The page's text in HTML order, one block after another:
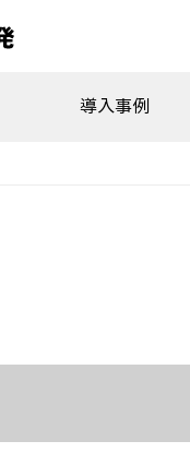
導入事例